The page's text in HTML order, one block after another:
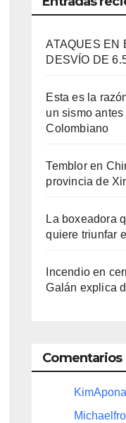
ATAQUES EN
DESVÍO DE
Esta es la
un sismo
Colombiano
Temblor en
provincia de
La boxeadora
quiere triunfar
Incendio en
Galán explica
KimApona